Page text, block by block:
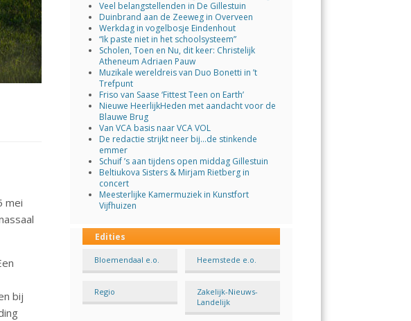
mei
bij
Veel belangstellenden in De Gillestuin
Duinbrand aan de Zeeweg in Overveen
Werkdag in vogelbosje Eindenhout
“Ik paste niet in het schoolsysteem”
Scholen, Toen en Nu, dit keer: Christelijk
Atheneum Adriaen Pauw
Muzikale wereldreis van Duo Bonetti in ’t
Trefpunt
Friso van Saase ‘Fittest Teen on Earth’
Nieuwe HeerlijkHeden met aandacht voor de
Blauwe Brug
Van VCA basis naar VCA VOL
De redactie strijkt neer bij…de stinkende
emmer
Schuif ’s aan tijdens open middag Gillestuin
Beltiukova Sisters & Mirjam Rietberg in
concert
Meesterlijke Kamermuziek in Kunstfort
Vijfhuizen
Edities
Bloemendaal e.o. Heemstede e.o.
Regio
Zakelijk-Nieuws-
Landelijk